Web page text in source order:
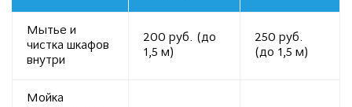
Мытье и
чистка шкафов
внутри
200 руб. (до
1,5 м)
250 руб.
(до 1,5 м)
Мойка